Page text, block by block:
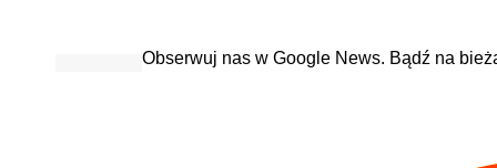
Obserwuj nas w Google News. Bądź na